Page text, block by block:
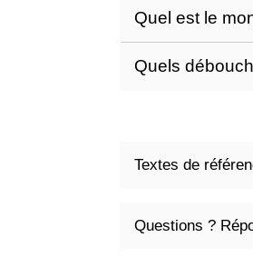
Quel est le
Quels
Textes de
Questions ?